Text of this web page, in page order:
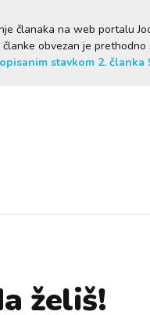
članaka na web portalu
obvezan je prethodno
stavkom 2. članka
želiš!